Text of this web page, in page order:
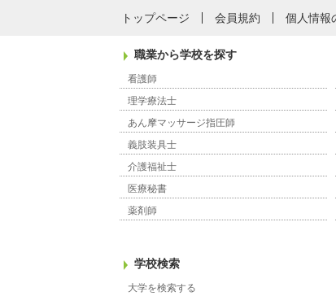
トップページ 会員規約 個人情報
職業から学校を探す
看護師
理学療法士
あん摩マッサージ指圧師
義肢装具士
介護福祉士
医療秘書
薬剤師
学校検索
大学を検索する